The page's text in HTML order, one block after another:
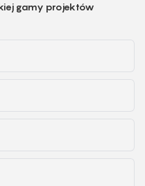
gamy projektów